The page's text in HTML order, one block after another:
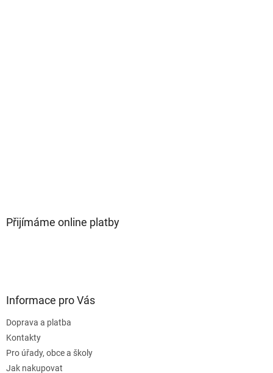
Přijímáme online platby
Informace pro Vás
Doprava a platba
Kontakty
Pro úřady, obce a školy
Jak nakupovat